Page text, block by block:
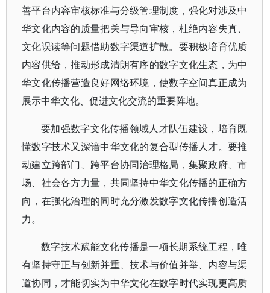
善平台内容审核标准与分级管理制度，强化对涉及中
华文化内容的质量把关与导向审核，杜绝内容失真、
文化误读等问题借助数字渠道扩散。要积极培育优质
内容供给，推动形成清朗有序的数字文化生态，为中
华文化传播营造良好网络环境，使数字空间真正成为
展示中华文化、促进文化交流的重要阵地。
要加强数字文化传播领域人才队伍建设，培育既
懂数字技术又深谙中华文化的复合型传播人才。要推
动建立跨部门、跨平台协同治理格局，集聚政府、市
场、社会各方力量，共同坚持中华文化传播的正确方
向，在强化治理的同时充分激发数字文化传播创造活
力。
数字技术赋能文化传播是一项长期系统工程，唯
有坚持守正与创新并重、技术与价值并举、内容与渠
道协同，才能切实为中华文化在数字时代实现更高质